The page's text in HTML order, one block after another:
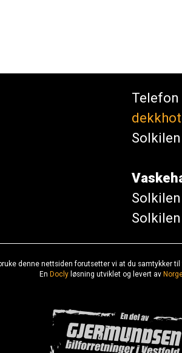
Telefon
denne nettsiden forutsetter vi at du samtykker
En Docly løsning utviklet og levert av